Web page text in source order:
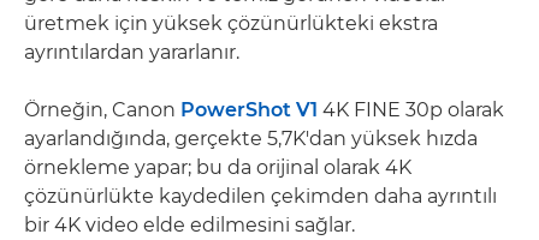
üretmek için yüksek çözünürlükteki ekstra
ayrıntılardan yararlanır.
Örneğin, Canon PowerShot V1 4K FINE 30p olarak
ayarlandığında, gerçekte 5,7K'dan yüksek hızda
örnekleme yapar; bu da orijinal olarak 4K
çözünürlükte kaydedilen çekimden daha ayrıntılı
bir 4K video elde edilmesini sağlar.